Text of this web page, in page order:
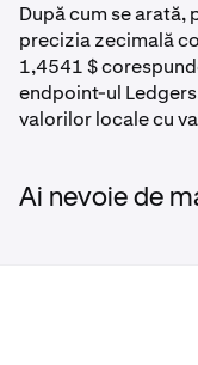
După cum se
precizia zecimală
1,4541 $
endpoint-ul
valorilor locale cu
Ai nevoie de